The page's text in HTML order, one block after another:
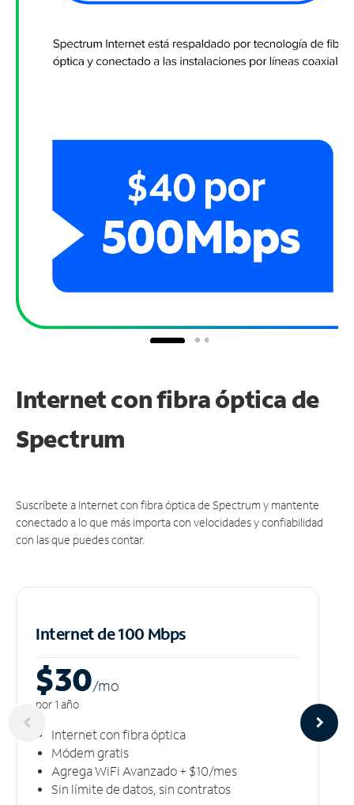
Internet con fibra óptica de
Spectrum
Suscríbete a Internet con fibra óptica de Spectrum y mantente
conectado a lo que más importa con velocidades y confiabilidad
con las que puedes contar.
Internet de 100 Mbps
$30/mo
por 1 año
Internet con fibra óptica
Módem gratis
Agrega WiFi Avanzado + $10/mes
Sin límite de datos, sin contratos